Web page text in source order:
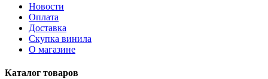
Новости
Оплата
Доставка
Скупка винила
О магазине
Каталог товаров